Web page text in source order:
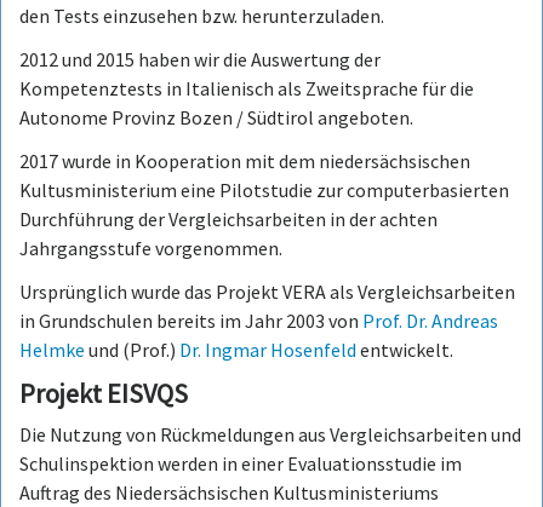
den Tests einzusehen bzw. herunterzuladen.
2012 und 2015 haben wir die Auswertung der
Kompetenztests in Italienisch als Zweitsprache für die
Autonome Provinz Bozen / Südtirol angeboten.
2017 wurde in Kooperation mit dem niedersächsischen
Kultusministerium eine Pilotstudie zur computerbasierten
Durchführung der Vergleichsarbeiten in der achten
Jahrgangsstufe vorgenommen.
Ursprünglich wurde das Projekt VERA als Vergleichsarbeiten
in Grundschulen bereits im Jahr 2003 von Prof. Dr. Andreas
Helmke und (Prof.) Dr. Ingmar Hosenfeld entwickelt.
Projekt EISVQS
Die Nutzung von Rückmeldungen aus Vergleichsarbeiten und
Schulinspektion werden in einer Evaluationsstudie im
Auftrag des Niedersächsischen Kultusministeriums